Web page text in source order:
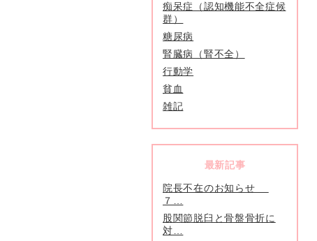
痴呆症（認知機能不全症候
群）
糖尿病
腎臓病（腎不全）
行動学
貧血
雑記
最新記事
院長不在のお知らせ
７…
股関節脱臼と骨盤骨折に
対…